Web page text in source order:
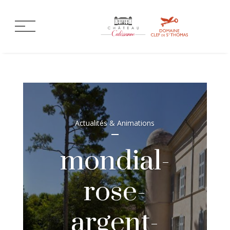
Actualités & Animations
mondial-
rose-
argent-